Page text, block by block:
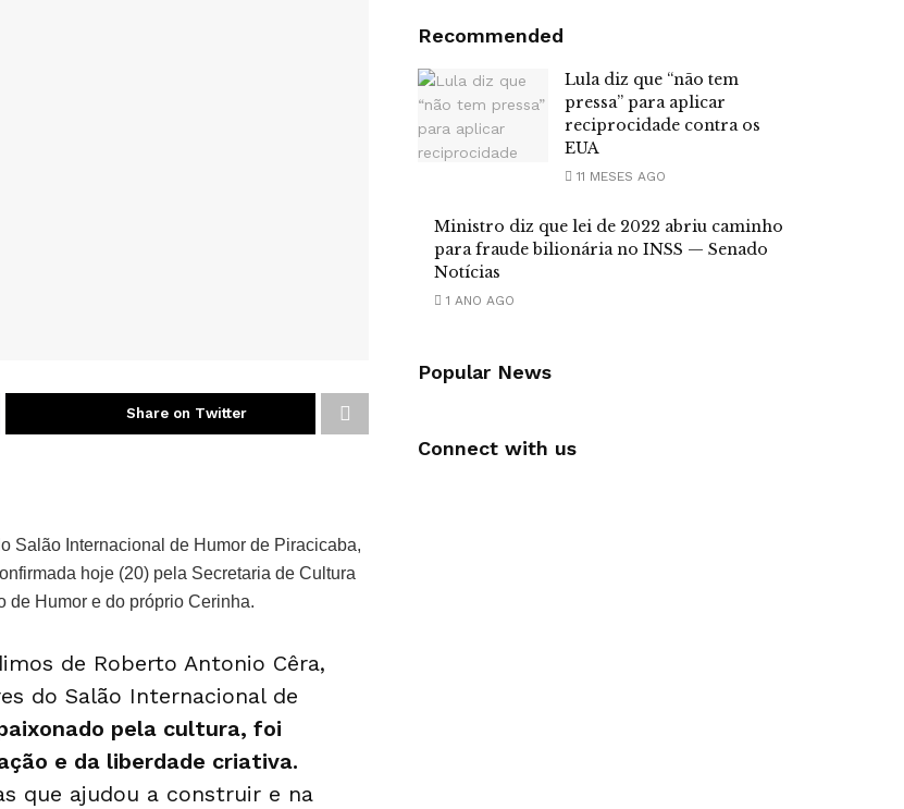
Share on Twitter
Salão Internacional de Humor de Piracicaba,
hoje (20) pela Secretaria de Cultura
de Humor e do próprio Cerinha.
de Roberto Antonio Cêra,
do Salão Internacional de
pela cultura, foi
e da liberdade criativa.
que ajudou a construir e na
Recommended
Lula diz que “não tem
pressa” para aplicar
reciprocidade contra os
EUA
11 MESES AGO
Ministro diz que lei de 2022 abriu caminho
para fraude bilionária no INSS — Senado
Notícias
1 ANO AGO
Popular News
Connect with us